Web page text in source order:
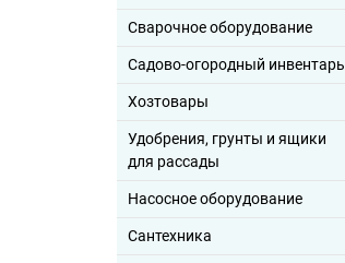
Сварочное оборудование
Садово-огородный инвентарь
Хозтовары
Удобрения, грунты и ящики
для рассады
Насосное оборудование
Сантехника